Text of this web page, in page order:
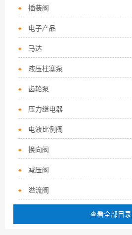
插装阀
电子产品
马达
液压柱塞泵
齿轮泵
压力继电器
电液比例阀
换向阀
减压阀
溢流阀
查看全部目录